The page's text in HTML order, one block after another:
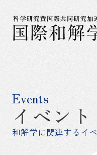
イベント
Events
和解学に関連するイ